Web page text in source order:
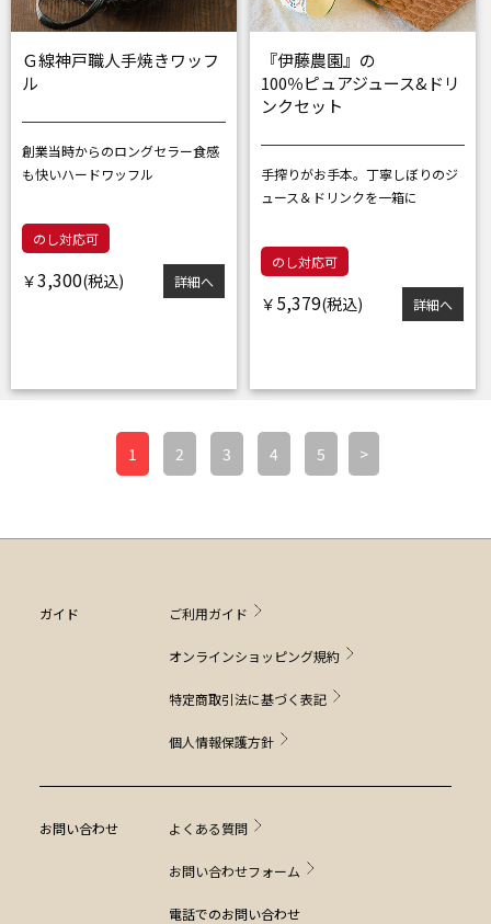
Ｇ線神戸職人手焼きワッフ
ル
創業当時からのロングセラー食感
も快いハードワッフル
のし対応可
￥3,300 詳細へ
『伊藤農園』の
100％ピュアジュース&ドリ
ンクセット
手搾りがお手本。丁寧しぼりのジ
ュース＆ドリンクを一箱に
のし対応可
￥ 5,379 詳細へ
1 2 3 4 5 >
ガイド ご利用ガイド
オンラインショッピング規約
特定商取引法に基づく表記
個人情報保護方針
お問い合わせ よくある質問
お問い合わせフォーム
電話でのお問い合わせ